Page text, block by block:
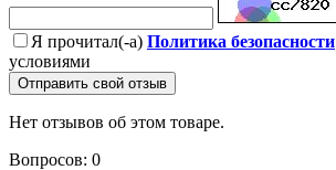
Я прочитал(-а) Политика безопасности
условиями
Отправить свой отзыв
Нет отзывов об этом товаре.
Вопросов: 0